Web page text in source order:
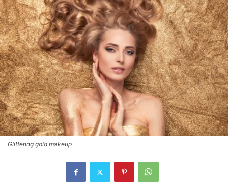
Glittering gold makeup